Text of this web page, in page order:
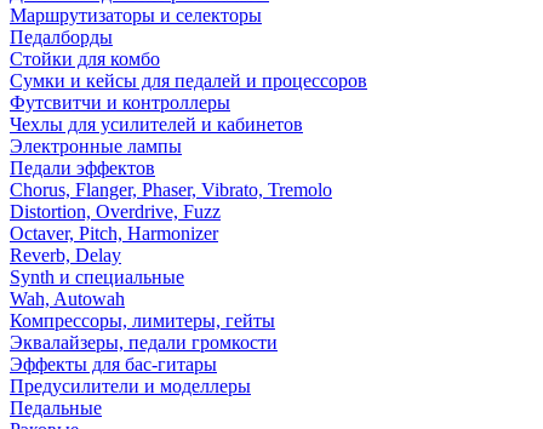
Маршрутизаторы и селекторы
Педалборды
Стойки для комбо
Сумки и кейсы для педалей и процессоров
Футсвитчи и контроллеры
Чехлы для усилителей и кабинетов
Электронные лампы
Педали эффектов
Chorus, Flanger, Phaser, Vibrato, Tremolo
Distortion, Overdrive, Fuzz
Octaver, Pitch, Harmonizer
Reverb, Delay
Synth и специальные
Wah, Autowah
Компрессоры, лимитеры, гейты
Эквалайзеры, педали громкости
Эффекты для бас-гитары
Предусилители и моделлеры
Педальные